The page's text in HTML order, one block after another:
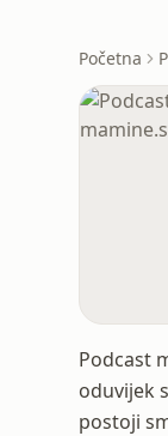
Početna
Podcast
oduvijek
postoji